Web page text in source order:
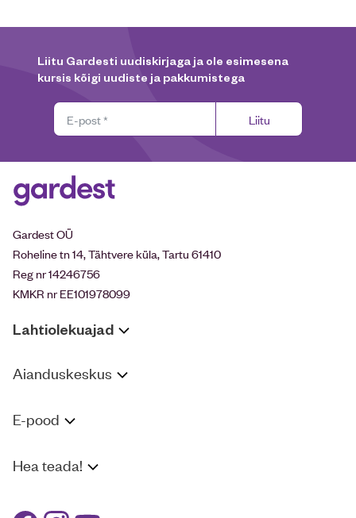
Liitu Gardesti uudiskirjaga ja ole esimesena
kursis kõigi uudiste ja pakkumistega
Liitu
Gardest OÜ
Roheline tn 14, Tähtvere küla, Tartu 61410
Reg nr 14246756
KMKR nr EE101978099
Lahtiolekuajad
Aianduskeskus
E-pood
Hea teada!